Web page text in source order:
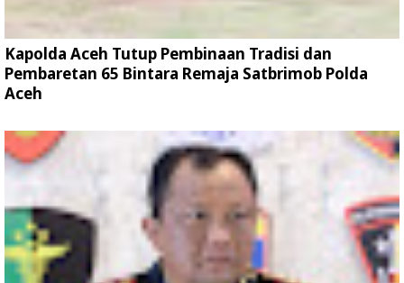
Kapolda Aceh Tutup Pembinaan Tradisi dan
Pembaretan 65 Bintara Remaja Satbrimob Polda
Aceh